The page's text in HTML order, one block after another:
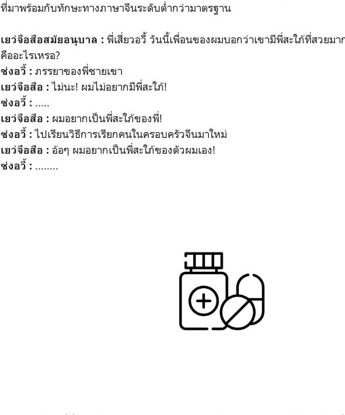
ที่มาพร้อมกับทักษะทางภาษาจีนระดับต่ำกว่ามาตรฐาน
เยว่จือสือสมัยอนุบาล : พี่เสี่ยวอวี้ วันนี้เพื่อนของผมบอกว่าเขามีพี่สะใภ้ที่สวยม
คืออะไรเหรอ?
ซ่งอวี้ : ภรรยาของพี่ชายเขา
เยว่จือสือ : ไม่นะ! ผมไม่อยากมีพี่สะใภ้!
ซ่งอวี้ : .....
เยว่จือสือ : ผมอยากเป็นพี่สะใภ้ของพี่!
ซ่งอวี้ : ไปเรียนวิธีการเรียกคนในครอบครัวจีนมาใหม่
เยว่จือสือ : อ้อๆ ผมอยากเป็นพี่สะใภ้ของตัวผมเอง!
ซ่งอวี้ : ........